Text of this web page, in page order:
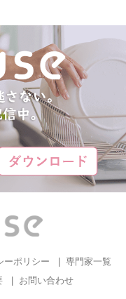
ーポリシー
専門家一覧
お問い合わせ